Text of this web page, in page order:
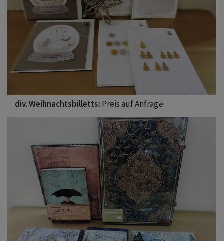
div. Weihnachtsbilletts: Preis auf Anfrage